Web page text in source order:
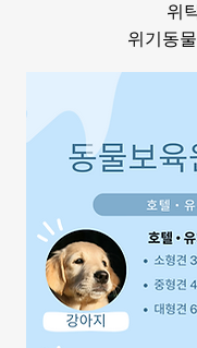
위
위기동